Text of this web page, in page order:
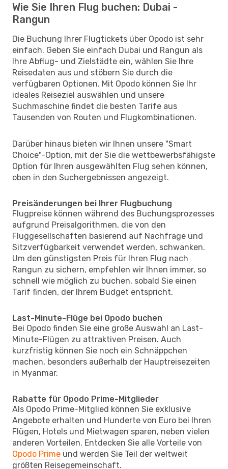
Wie Sie Ihren Flug buchen: Dubai -
Rangun
Die Buchung Ihrer Flugtickets über Opodo ist sehr
einfach. Geben Sie einfach Dubai und Rangun als
Ihre Abflug- und Zielstädte ein, wählen Sie Ihre
Reisedaten aus und stöbern Sie durch die
verfügbaren Optionen. Mit Opodo können Sie Ihr
ideales Reiseziel auswählen und unsere
Suchmaschine findet die besten Tarife aus
Tausenden von Routen und Flugkombinationen.
Darüber hinaus bieten wir Ihnen unsere "Smart
Choice"-Option, mit der Sie die wettbewerbsfähigste
Option für Ihren ausgewählten Flug sehen können,
oben in den Suchergebnissen angezeigt.
Preisänderungen bei Ihrer Flugbuchung
Flugpreise können während des Buchungsprozesses
aufgrund Preisalgorithmen, die von den
Fluggesellschaften basierend auf Nachfrage und
Sitzverfügbarkeit verwendet werden, schwanken.
Um den günstigsten Preis für Ihren Flug nach
Rangun zu sichern, empfehlen wir Ihnen immer, so
schnell wie möglich zu buchen, sobald Sie einen
Tarif finden, der Ihrem Budget entspricht.
Last-Minute-Flüge bei Opodo buchen
Bei Opodo finden Sie eine große Auswahl an Last-
Minute-Flügen zu attraktiven Preisen. Auch
kurzfristig können Sie noch ein Schnäppchen
machen, besonders außerhalb der Hauptreisezeiten
in Myanmar.
Rabatte für Opodo Prime-Mitglieder
Als Opodo Prime-Mitglied können Sie exklusive
Angebote erhalten und Hunderte von Euro bei Ihren
Flügen, Hotels und Mietwagen sparen, neben vielen
anderen Vorteilen. Entdecken Sie alle Vorteile von
Opodo Prime und werden Sie Teil der weltweit
größten Reisegemeinschaft.